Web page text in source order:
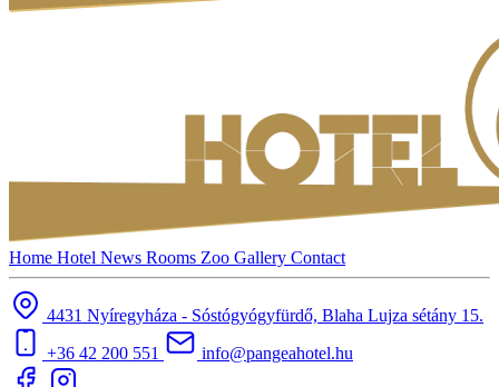
Home Hotel News Rooms Zoo Gallery Contact
4431 Nyíregyháza - Sóstógyógyfürdő, Blaha Lujza sétány 15.
+36 42 200 551
info@pangeahotel.hu